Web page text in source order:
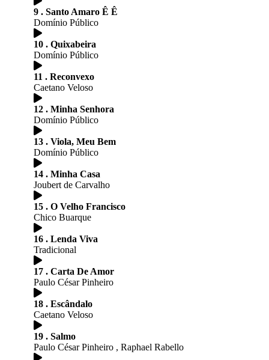
9 . Santo Amaro Ê Ê
Domínio Público
10 . Quixabeira
Domínio Público
11 . Reconvexo
Caetano Veloso
12 . Minha Senhora
Domínio Público
13 . Viola, Meu Bem
Domínio Público
14 . Minha Casa
Joubert de Carvalho
15 . O Velho Francisco
Chico Buarque
16 . Lenda Viva
Tradicional
17 . Carta De Amor
Paulo César Pinheiro
18 . Escândalo
Caetano Veloso
19 . Salmo
Paulo César Pinheiro , Raphael Rabello